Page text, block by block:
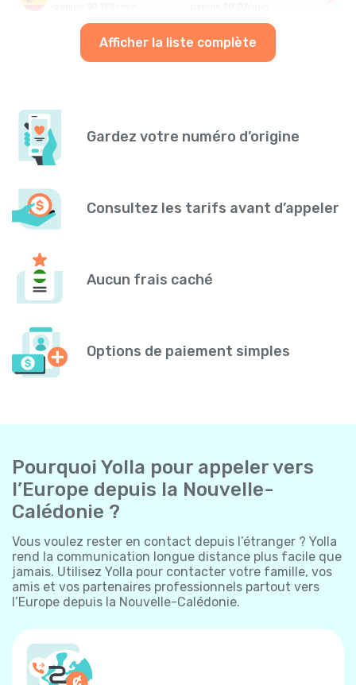
Afficher la liste complète
Gardez votre numéro d’origine
Consultez les tarifs avant d’appeler
Aucun frais caché
Options de paiement simples
Pourquoi Yolla pour appeler vers
l’Europe depuis la Nouvelle-
Calédonie ?
Vous voulez rester en contact depuis l’étranger ? Yolla
rend la communication longue distance plus facile que
jamais. Utilisez Yolla pour contacter votre famille, vos
amis et vos partenaires professionnels partout vers
l’Europe depuis la Nouvelle-Calédonie.